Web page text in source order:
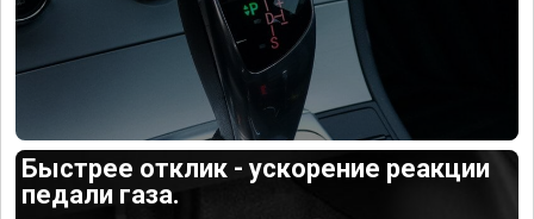
Быстрее отклик - ускорение реакции
педали газа.